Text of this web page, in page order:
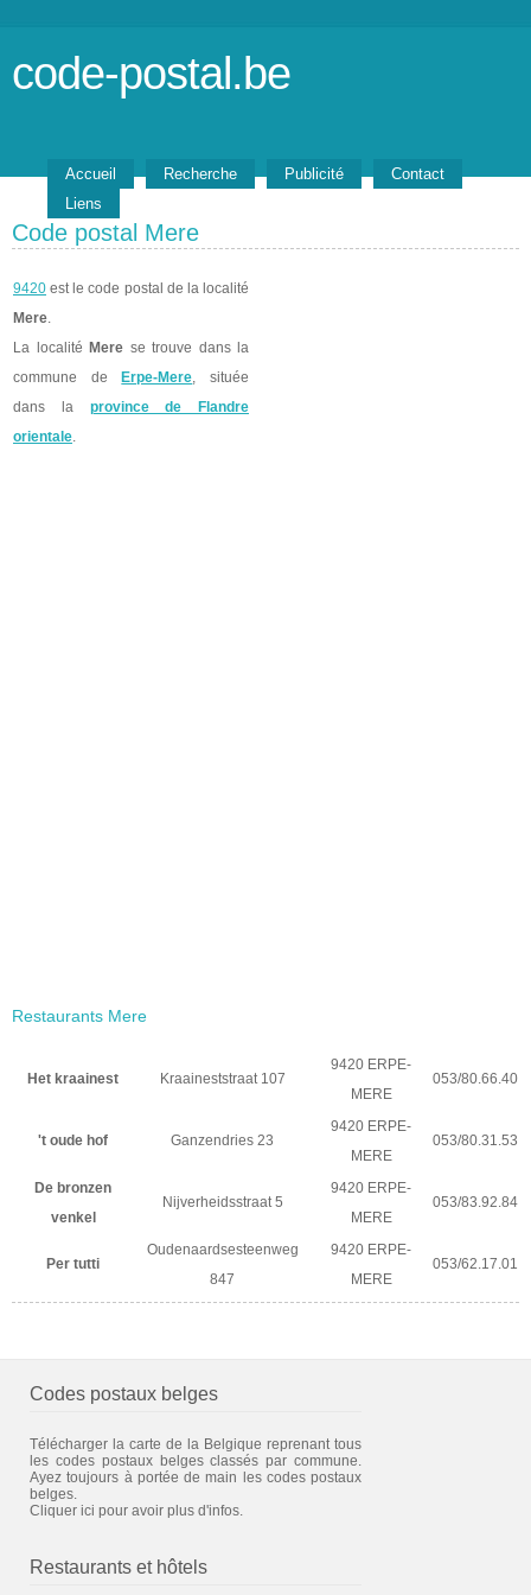
code-postal.be
Accueil Recherche Publicité
Contact
Liens
Code postal Mere
9420 est le code postal de la localité
Mere.
La localité Mere se trouve dans la
commune de
Erpe-Mere, située
dans la province de Flandre
orientale.
Restaurants Mere
Het kraainest Kraaineststraat 107
9420 ERPE-
MERE
053/80.66.40
't oude hof Ganzendries 23
9420 ERPE-
MERE
053/80.31.53
De bronzen
venkel
Nijverheidsstraat 5
9420 ERPE-
MERE
053/83.92.84
Per tutti
Oudenaardsesteenweg
847
9420 ERPE-
MERE
053/62.17.01
Codes postaux belges
Télécharger la carte de la Belgique reprenant tous
les codes postaux belges classés par commune.
Ayez toujours à portée de main les codes postaux
belges.
Cliquer ici pour avoir plus d'infos.
Restaurants et hôtels